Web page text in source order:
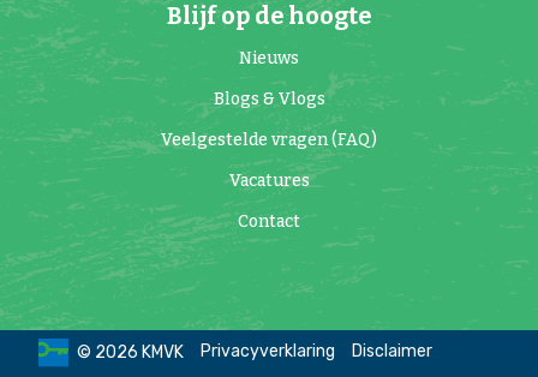
Blijf op de hoogte
Nieuws
Blogs & Vlogs
Veelgestelde vragen (FAQ)
Vacatures
Contact
© 2026 KMVK Privacyverklaring Disclaimer